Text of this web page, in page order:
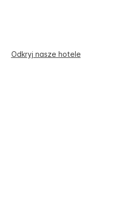
Odkryj nasze hotele